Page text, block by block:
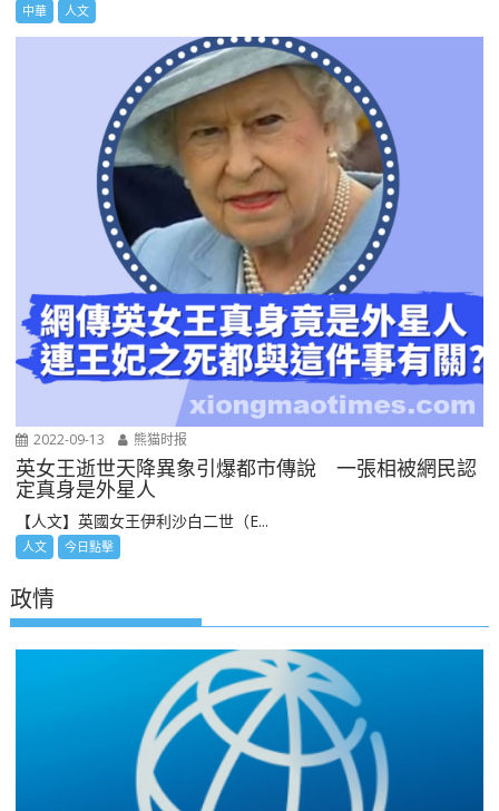
中華 人文
2022-09-13 熊猫时报
英女王逝世天降異象引爆都市傳說 一張相被網民認
定真身是外星人
【人文】英國女王伊利沙白二世（E...
人文 今日點擊
政情